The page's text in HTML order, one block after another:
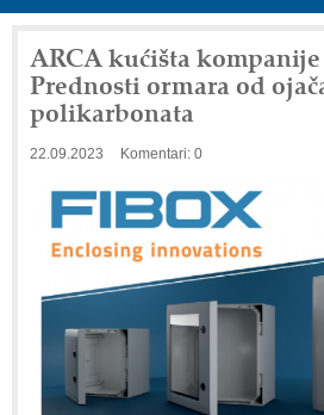
ARCA kućišta
Prednosti ormara od
polikarbonata
22.09.2023 Komentari: 0